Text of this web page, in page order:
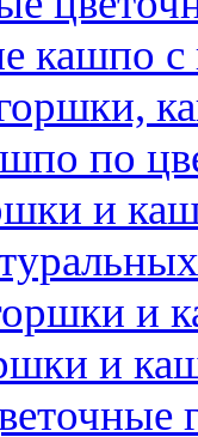
кашпо с
по
и
и
и